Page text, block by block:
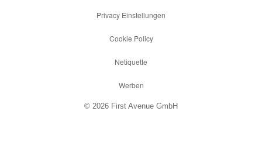
Privacy Einstellungen
Cookie Policy
Netiquette
Werben
© 2026 First Avenue GmbH